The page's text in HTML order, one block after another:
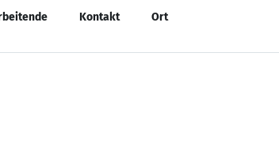
Kontakt Ort